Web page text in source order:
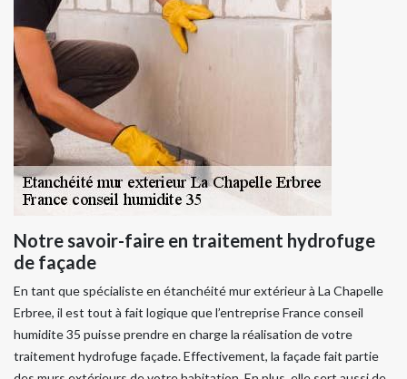
Notre savoir-faire en traitement hydrofuge
de façade
En tant que spécialiste en étanchéité mur extérieur à La Chapelle
Erbree, il est tout à fait logique que l’entreprise France conseil
humidite 35 puisse prendre en charge la réalisation de votre
traitement hydrofuge façade. Effectivement, la façade fait partie